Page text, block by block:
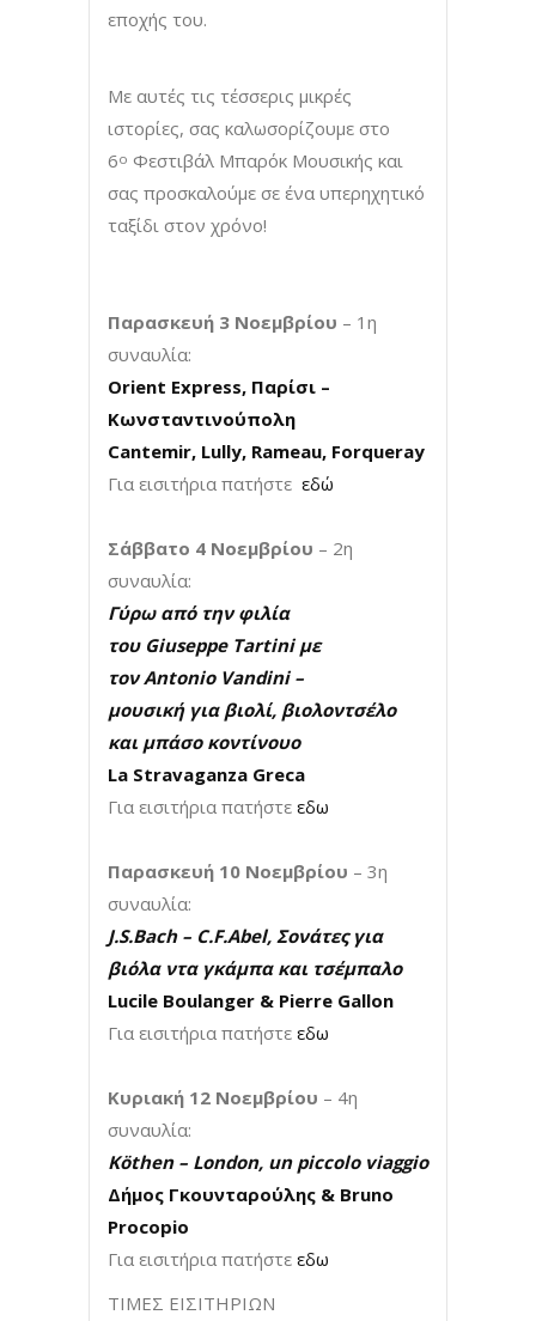
εποχής του.
Με αυτές τις τέσσερις μικρές
ιστορίες, σας καλωσορίζουμε στο
6ο Φεστιβάλ Μπαρόκ Μουσικής και
σας προσκαλούμε σε ένα υπερηχητικό
ταξίδι στον χρόνο!
Παρασκευή 3 Νοεμβρίου – 1η
συναυλία:
Orient Express, Παρίσι –
Κωνσταντινούπολη
Cantemir, Lully, Rameau, Forqueray
Για εισιτήρια πατήστε εδώ
Σάββατο 4 Νοεμβρίου – 2η
συναυλία:
Γύρω από την φιλία
του Giuseppe Tartini με
τον Antonio Vandini –
μουσική για βιολί, βιολοντσέλο
και μπάσο κοντίνουο
La Stravaganza Greca
Για εισιτήρια πατήστε εδω
Παρασκευή 10 Νοεμβρίου – 3η
συναυλία:
J.S.Bach – C.F.Abel, Σονάτες για
βιόλα ντα γκάμπα και τσέμπαλο
Lucile Boulanger & Pierre Gallon
Για εισιτήρια πατήστε εδω
Κυριακή 12 Νοεμβρίου – 4η
συναυλία:
Köthen – London, un piccolo viaggio
Δήμος Γκουνταρούλης & Bruno
Procopio
Για εισιτήρια πατήστε εδω
ΤΙΜΕΣ ΕΙΣΙΤΗΡΙΩΝ